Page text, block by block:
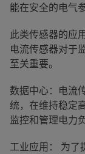
能在安全的电气
此类传感器的应
电流传感器对于
至关重要。
数据中心：电流
统，在维持稳定
监控和管理电力
工业应用： 为了